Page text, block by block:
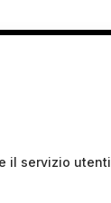
il servizio utenti